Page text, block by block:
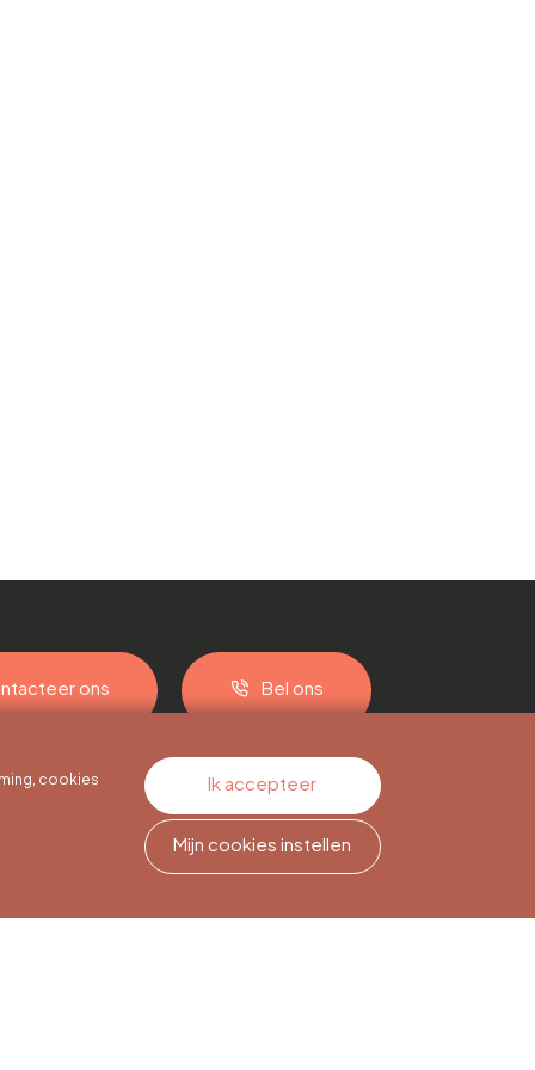
ons Bel ons
Nieuwsbriefabonnement
cookies
Ik accepteer
Mijn cookies instellen